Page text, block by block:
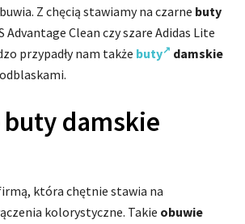
Z chęcią stawiamy na czarne buty
Advantage Clean czy szare Adidas Lite
przypadły nam także buty
damskie
damskie
która chętnie stawia na
kolorystyczne. Takie obuwie